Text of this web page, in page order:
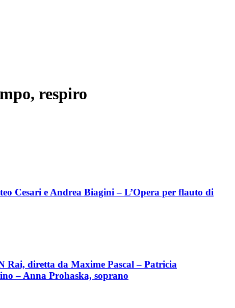
respiro
Cesari e Andrea Biagini – L’Opera per flauto di
Rai, diretta da Maxime Pascal – Patricia
– Anna Prohaska, soprano